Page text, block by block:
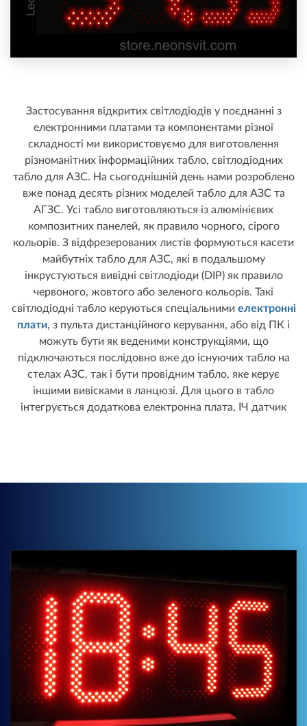
Застосування відкритих світлодіодів у поєднанні з
електронними платами та компонентами різної
складності ми використовуємо для виготовлення
різноманітних інформаційних табло, світлодіодних
табло для АЗС. На сьогоднішній день нами розроблено
вже понад десять різних моделей табло для АЗС та
АГЗС. Усі табло виготовляються із алюмінієвих
композитних панелей, як правило чорного, сірого
кольорів. З відфрезерованих листів формуються касети
майбутніх табло для АЗС, які в подальшому
інкрустуються вивідні світлодіоди (DIP) як правило
червоного, жовтого або зеленого кольорів. Такі
світлодіодні табло керуються спеціальними електронні
плати, з пульта дистанційного керування, або від ПК і
можуть бути як веденими конструкціями, що
підключаються послідовно вже до існуючих табло на
стелах АЗС, так і бути провідним табло, яке керує
іншими вивісками в ланцюзі. Для цього в табло
інтегрується додаткова електронна плата, ІЧ датчик